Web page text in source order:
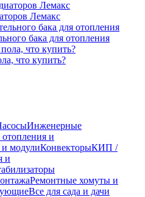
Лемакс
бака для отопления
что купить?
Инженерные
и
и модулиКонвекторыКИП /
и
Ремонтные хомуты и
Все для сада и дачи